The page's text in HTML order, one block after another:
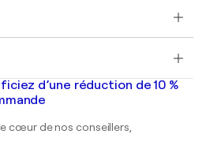
d'art original
d’une réduction de 10 %
cœur de nos conseillers,